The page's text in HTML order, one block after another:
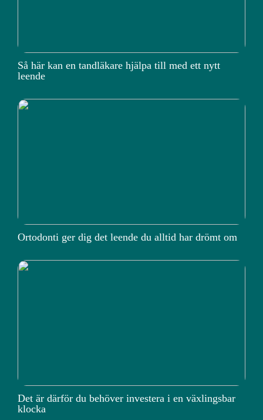
Så här kan en tandläkare hjälpa till med ett nytt
leende
Ortodonti ger dig det leende du alltid har drömt om
Det är därför du behöver investera i en växlingsbar
klocka